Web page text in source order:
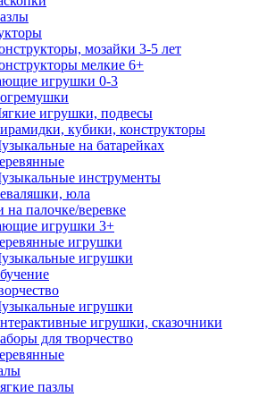
мозайки 3-5 лет
мелкие 6+
игрушки 0-3
игрушки, подвесы
кубики, конструкторы
на батарейках
инструменты
юла
на палочке/веревке
игрушки 3+
игрушки
игрушки
игрушки
игрушки, сказочники
для творчество
пазлы